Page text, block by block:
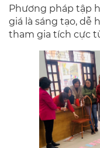
Phương pháp tập
giá là sáng tạo, dễ
tham gia tích cực